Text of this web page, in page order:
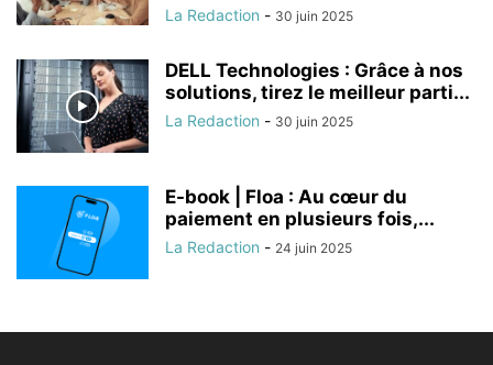
La Redaction - 30 juin 2025
DELL Technologies : Grâce à nos
solutions, tirez le meilleur parti...
La Redaction - 30 juin 2025
E-book | Floa : Au cœur du
paiement en plusieurs fois,...
La Redaction - 24 juin 2025